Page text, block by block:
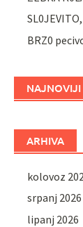
BRZ0
ARHIVA
kolovoz
srpanj 2026
lipanj 2026